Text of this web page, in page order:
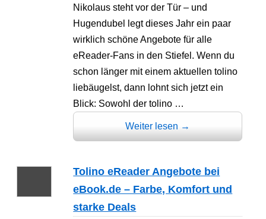
Nikolaus steht vor der Tür – und
Hugendubel legt dieses Jahr ein paar
wirklich schöne Angebote für alle
eReader-Fans in den Stiefel. Wenn du
schon länger mit einem aktuellen tolino
liebäugelst, dann lohnt sich jetzt ein
Blick: Sowohl der tolino …
Weiter lesen →
Tolino eReader Angebote bei
eBook.de – Farbe, Komfort und
starke Deals